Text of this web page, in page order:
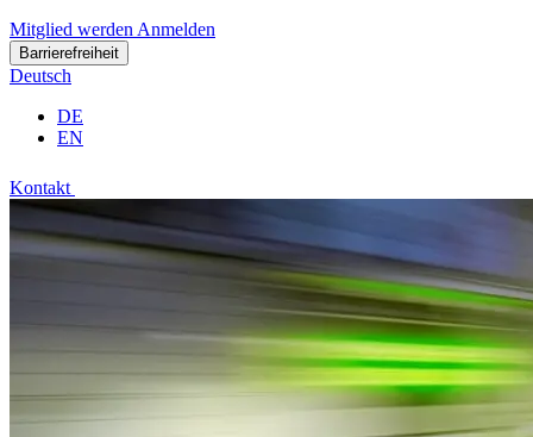
Mitglied werden Anmelden
Barrierefreiheit
Deutsch
DE
EN
Kontakt